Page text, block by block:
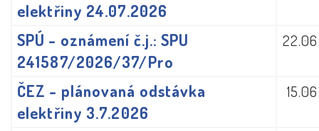
elektřiny 24.07.2026
SPÚ - oznámení č.j.: SPU
241587/2026/37/Pro
ČEZ - plánovaná odstávka
elektřiny 3.7.2026